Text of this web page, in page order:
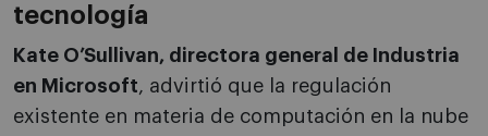
tecnología
Kate O’Sullivan, directora general de Industria
en Microsoft, advirtió que la regulación
existente en materia de computación en la nube